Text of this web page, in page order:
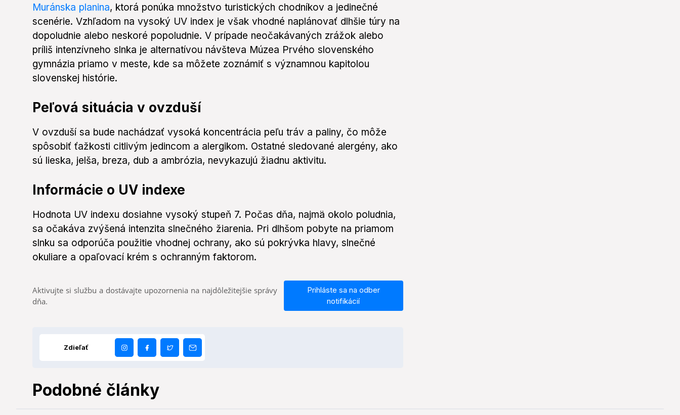
Muránska planina, ktorá ponúka množstvo turistických chodníkov a jedinečné
scenérie. Vzhľadom na vysoký UV index je však vhodné naplánovať dlhšie túry na
dopoludnie alebo neskoré popoludnie. V prípade neočakávaných zrážok alebo
príliš intenzívneho slnka je alternatívou návšteva Múzea Prvého slovenského
gymnázia priamo v meste, kde sa môžete zoznámiť s významnou kapitolou
slovenskej histórie.
Peľová situácia v ovzduší
V ovzduší sa bude nachádzať vysoká koncentrácia peľu tráv a paliny, čo môže
spôsobiť ťažkosti citlivým jedincom a alergikom. Ostatné sledované alergény, ako
sú lieska, jelša, breza, dub a ambrózia, nevykazujú žiadnu aktivitu.
Informácie o UV indexe
Hodnota UV indexu dosiahne vysoký stupeň 7. Počas dňa, najmä okolo poludnia,
sa očakáva zvýšená intenzita slnečného žiarenia. Pri dlhšom pobyte na priamom
slnku sa odporúča použitie vhodnej ochrany, ako sú pokrývka hlavy, slnečné
okuliare a opaľovací krém s ochranným faktorom.
Aktivujte si službu a dostávajte upozornenia na najdôležitejšie správy
dňa.
Prihláste sa na odber
notifikácií
Zdieľať
Podobné články